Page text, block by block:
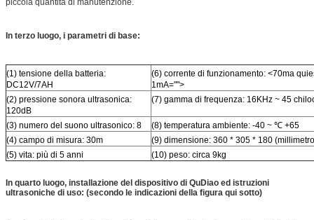
piccola quantità di manutenzione.
In terzo luogo, i parametri di base:
(1) tensione della batteria:
DC12V/7AH
(6) corrente di funzionamento: <70ma
1mA="">
(2) pressione sonora ultrasonica:
120dB
(7) gamma di frequenza: 16KHz ~ 45
(3) numero del suono ultrasonico: 8
(8) temperatura ambiente: -40 ~ ℃ +65
(4) campo di misura: 30m
(9) dimensione: 360 * 305 * 180
(5) vita: più di 5 anni
(10) peso: circa 9kg
In quarto luogo, installazione del dispositivo di QuDiao ed istruzioni
ultrasoniche di uso: (secondo le indicazioni della figura qui sotto)